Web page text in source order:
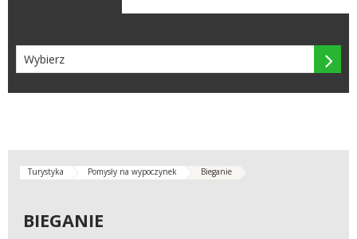

Turystyka Pomysły na wypoczynek Bieganie
BIEGANIE